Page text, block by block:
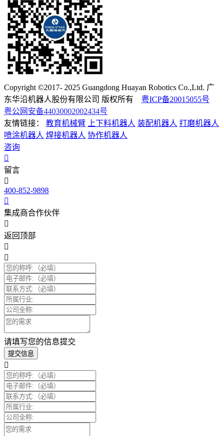
Copyright ©2017- 2025 Guangdong Huayan Robotics Co.,Ltd. 广
东华沿机器人股份有限公司 版权所有 粤ICP备20015055号
粤公网安备44030002002434号
友情链接：
教育机械臂 上下料机器人 装配机器人 打磨机器人
喷涂机器人 焊接机器人 协作机器人
咨询
留言
400-852-9898
集成商合作伙伴
返回顶部
请填写您的信息提交
提交信息